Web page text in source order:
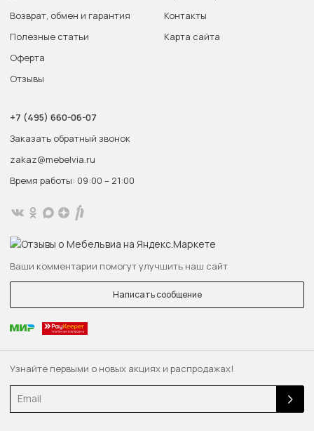
Узнайте первыми о новых акциях и распродажах!
Возврат, обмен и гарантия
Полезные статьи
Оферта
Отзывы
Контакты
Карта сайта
+7 (495) 660-06-07
Заказать обратный звонок
zakaz@mebelvia.ru
Время работы: 09:00 – 21:00
Ваши комментарии помогут улучшить наш сайт
Написать сообщение